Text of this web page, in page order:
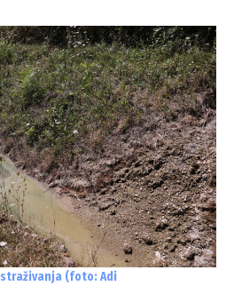
(foto: Adi